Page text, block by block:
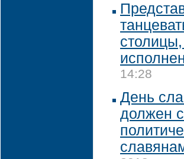
14:28
День
должен